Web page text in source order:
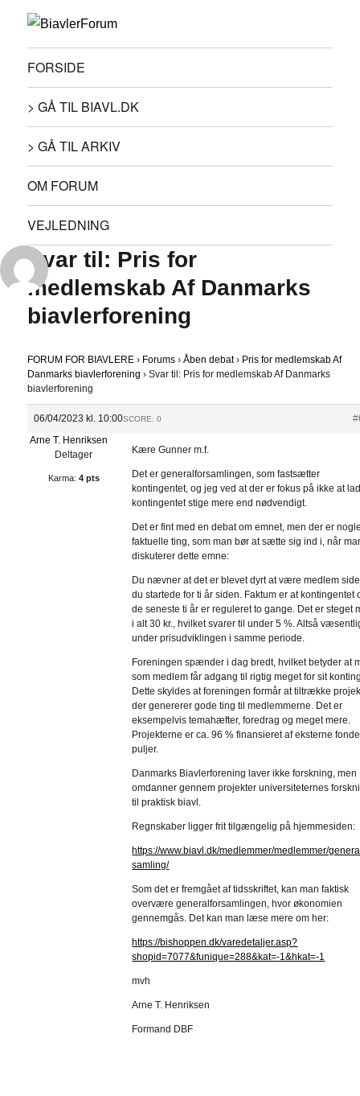
FORSIDE
> GÅ TIL BIAVL.DK
> GÅ TIL ARKIV
OM FORUM
VEJLEDNING
Svar til: Pris for
medlemskab Af Danmarks
biavlerforening
FORUM FOR BIAVLERE › Forums › Åben debat › Pris for medlemskab Af
Danmarks biavlerforening › Svar til: Pris for medlemskab Af Danmarks
biavlerforening
06/04/2023 kl. 10:00SCORE: 0
Arne T. Henriksen
Deltager
Karma: 4 pts
Kære Gunner m.f.
Det er generalforsamlingen, som fastsætter
kontingentet, og jeg ved at der er fokus på ikke at
kontingentet stige mere end nødvendigt.
Det er fint med en debat om emnet, men der er
faktuelle ting, som man bør at sætte sig ind i, når
diskuterer dette emne:
Du nævner at det er blevet dyrt at være medlem
du startede for ti år siden. Faktum er at kontingentet
de seneste ti år er reguleret to gange. Det er steget
i alt 30 kr., hvilket svarer til under 5 %. Altså
under prisudviklingen i samme periode.
Foreningen spænder i dag bredt, hvilket betyder at
som medlem får adgang til rigtig meget for sit
Dette skyldes at foreningen formår at tiltrække
der genererer gode ting til medlemmerne. Det er
eksempelvis temahæfter, foredrag og meget mere.
Projekterne er ca. 96 % finansieret af eksterne
puljer.
Danmarks Biavlerforening laver ikke forskning, men
omdanner gennem projekter universiteternes
til praktisk biavl.
Regnskaber ligger frit tilgængelig på hjemmesiden:
https://www.biavl.dk/medlemmer/medlemmer/
samling/
Som det er fremgået af tidsskriftet, kan man faktisk
overvære generalforsamlingen, hvor økonomien
gennemgås. Det kan man læse mere om her:
https://bishoppen.dk/varedetaljer.asp?
shopid=7077&funique=288&kat=-1&hkat=-1
mvh
Arne T. Henriksen
Formand DBF